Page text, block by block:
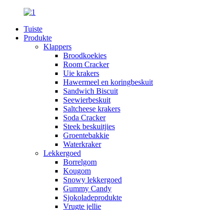
Tuiste
Produkte
Klappers
Broodkoekies
Room Cracker
Uie krakers
Hawermeel en koringbeskuit
Sandwich Biscuit
Seewierbeskuit
Saltcheese krakers
Soda Cracker
Steek beskuitjies
Groentebakkie
Waterkraker
Lekkergoed
Borrelgom
Kougom
Snowy lekkergoed
Gummy Candy
Sjokoladeprodukte
Vrugte jellie